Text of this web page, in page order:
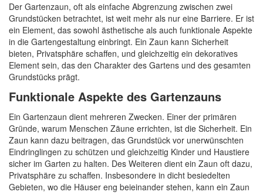
Der Gartenzaun, oft als einfache Abgrenzung zwischen zwei
Grundstücken betrachtet, ist weit mehr als nur eine Barriere. Er ist
ein Element, das sowohl ästhetische als auch funktionale Aspekte
in die Gartengestaltung einbringt. Ein Zaun kann Sicherheit
bieten, Privatsphäre schaffen, und gleichzeitig ein dekoratives
Element sein, das den Charakter des Gartens und des gesamten
Grundstücks prägt.
Funktionale Aspekte des Gartenzauns
Ein Gartenzaun dient mehreren Zwecken. Einer der primären
Gründe, warum Menschen Zäune errichten, ist die Sicherheit. Ein
Zaun kann dazu beitragen, das Grundstück vor unerwünschten
Eindringlingen zu schützen und gleichzeitig Kinder und Haustiere
sicher im Garten zu halten. Des Weiteren dient ein Zaun oft dazu,
Privatsphäre zu schaffen. Insbesondere in dicht besiedelten
Gebieten, wo die Häuser eng beieinander stehen, kann ein Zaun